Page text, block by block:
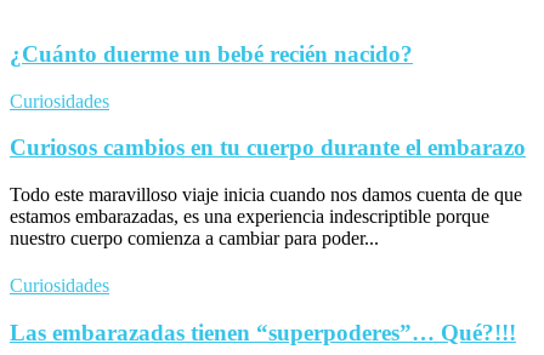
¿Cuánto duerme un bebé recién nacido?
Curiosidades
Curiosos cambios en tu cuerpo durante el embarazo
Todo este maravilloso viaje inicia cuando nos damos cuenta de que
estamos embarazadas, es una experiencia indescriptible porque
nuestro cuerpo comienza a cambiar para poder...
Curiosidades
Las embarazadas tienen “superpoderes”… Qué?!!!